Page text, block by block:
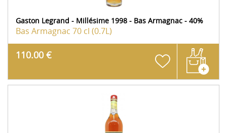
Gaston Legrand - Millésime 1998 - Bas Armagnac - 40%
Bas Armagnac 70 cl (0.7L)
110.00 €